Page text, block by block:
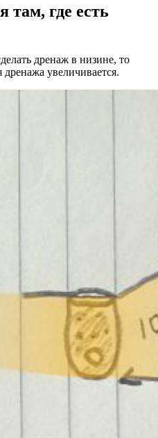
там, где есть
дренаж в низине, то
увеличивается.